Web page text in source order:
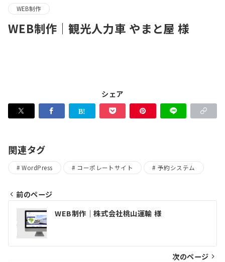
WEB制作
WEB制作｜観光人力車 やまと屋 様
シェア
関連タグ
WordPress コーポレートサイト 予約システム
稿
ナ
前のページ
WEB制作｜株式会社桃山運輸 様
次のページ